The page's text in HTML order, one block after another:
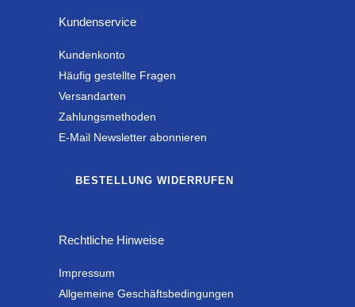
Kundenservice
Kundenkonto
Häufig gestellte Fragen
Versandarten
Zahlungsmethoden
E-Mail Newsletter abonnieren
BESTELLUNG WIDERRUFEN
Rechtliche Hinweise
Impressum
Allgemeine Geschäftsbedingungen